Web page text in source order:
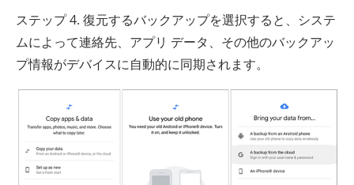
ステップ 4. 復元するバックアップを選択すると、システ
ムによって連絡先、アプリ データ、その他のバックアッ
プ情報がデバイスに自動的に同期されます。